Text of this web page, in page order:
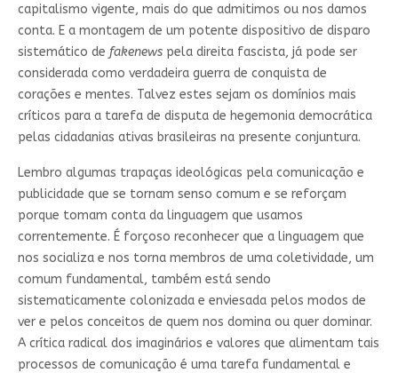
capitalismo vigente, mais do que admitimos ou nos damos
conta. E a montagem de um potente dispositivo de disparo
sistemático de fakenewspela direita fascista, já pode ser
considerada como verdadeira guerra de conquista de
corações e mentes. Talvez estes sejam os domínios mais
críticos para a tarefa de disputa de hegemonia democrática
pelas cidadanias ativas brasileiras na presente conjuntura.
Lembro algumas trapaças ideológicas pela comunicação e
publicidade que se tornam senso comum e se reforçam
porque tomam conta da linguagem que usamos
correntemente. É forçoso reconhecer que a linguagem que
nos socializa e nos torna membros de uma coletividade, um
comum fundamental, também está sendo
sistematicamente colonizada e enviesada pelos modos de
ver e pelos conceitos de quem nos domina ou quer dominar.
A crítica radical dos imaginários e valores que alimentam tais
processos de comunicação é uma tarefa fundamental e